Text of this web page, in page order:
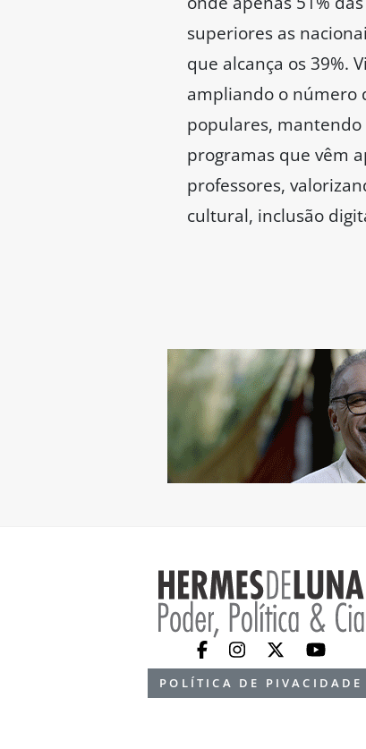
superiores as
que alcança os 39%.
ampliando o número
populares, mantendo
programas que vêm
professores,
cultural, inclusão
POLÍTICA DE PIVACIDADE